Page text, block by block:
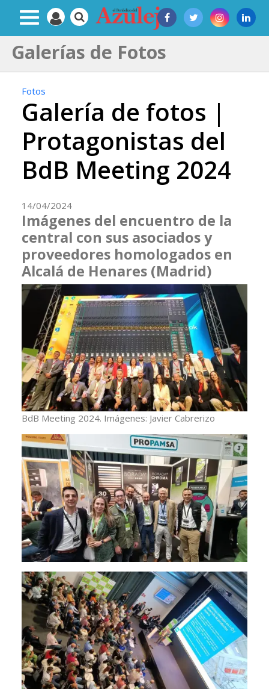
Galerías de Fotos
Fotos
Galería de fotos |
Protagonistas del
BdB Meeting 2024
14/04/2024
Imágenes del encuentro de la
central con sus asociados y
proveedores homologados en
Alcalá de Henares (Madrid)
BdB Meeting 2024. Imágenes: Javier Cabrerizo